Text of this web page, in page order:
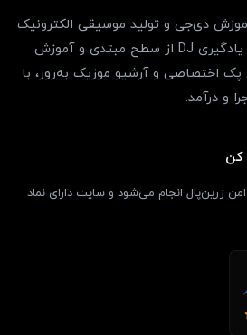
دی‌جی و تولید موسیقی الکترونیک
در ایران است. مسیر کامل یادگیری DJ از سطح مبتدی و آموزش
اختصاصی و آرشیو موزیک به‌روز، با
و درآمد.
کن
زرین‌پال انجام می‌شود و سایت دارای نماد